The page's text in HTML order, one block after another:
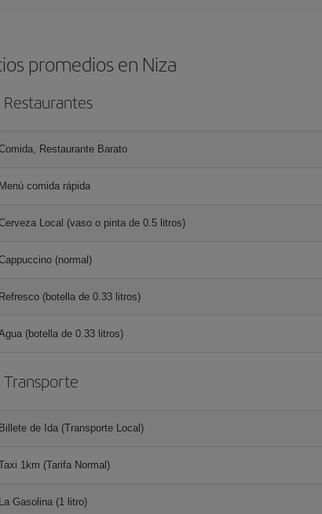
promedios en Niza
Restaurantes
Restaurante Barato
Menú comida rápida
Local (vaso o pinta de 0.5 litros)
(normal)
Refresco (botella de 0.33 litros)
(botella de 0.33 litros)
Transporte
Billete de Ida (Transporte Local)
1km (Tarifa Normal)
La Gasolina (1 litro)